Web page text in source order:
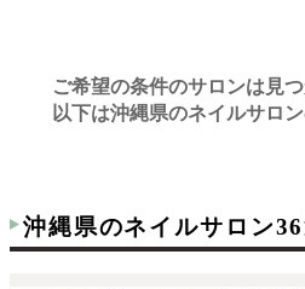
ご希望の条件のサロンは見
以下は沖縄県のネイルサロ
沖縄県のネイルサロン